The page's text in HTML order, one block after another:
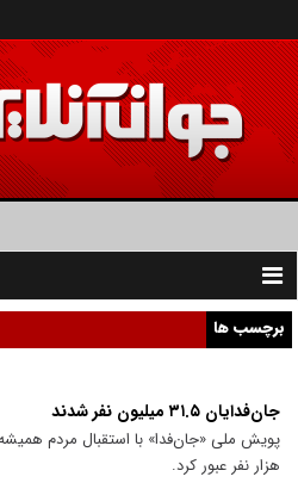
Toggle
navigation
برچسب ها
جان‌فدایان ۳۱.۵ میلیون نفر شدند
هزار نفر عبور کرد.